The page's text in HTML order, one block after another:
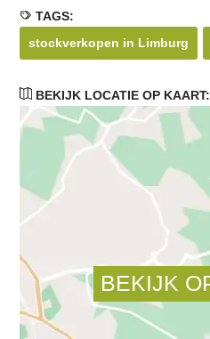
TAGS:
stockverkopen in Limburg
BEKIJK LOCATIE OP KAART: